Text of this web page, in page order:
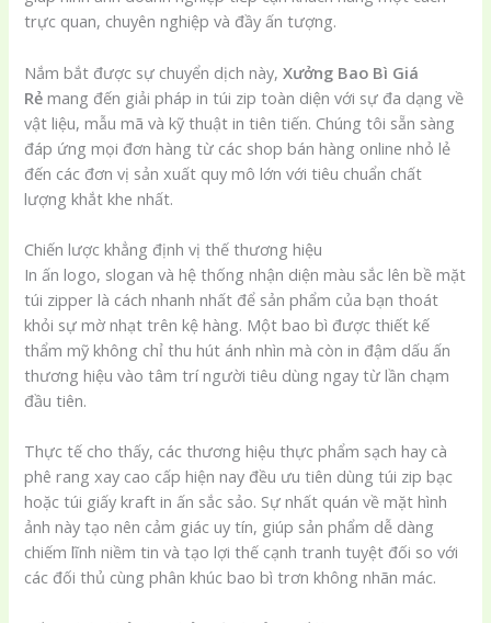
trực quan, chuyên nghiệp và đầy ấn tượng.
Nắm bắt được sự chuyển dịch này,Xưởng Bao Bì Giá
Rẻ mang đến giải pháp in túi zip toàn diện với sự đa dạng về
vật liệu, mẫu mã và kỹ thuật in tiên tiến. Chúng tôi sẵn sàng
đáp ứng mọi đơn hàng từ các shop bán hàng online nhỏ lẻ
đến các đơn vị sản xuất quy mô lớn với tiêu chuẩn chất
lượng khắt khe nhất.
Chiến lược khẳng định vị thế thương hiệu
In ấn logo, slogan và hệ thống nhận diện màu sắc lên bề mặt
túi zipper là cách nhanh nhất để sản phẩm của bạn thoát
khỏi sự mờ nhạt trên kệ hàng. Một bao bì được thiết kế
thẩm mỹ không chỉ thu hút ánh nhìn mà còn in đậm dấu ấn
thương hiệu vào tâm trí người tiêu dùng ngay từ lần chạm
đầu tiên.
Thực tế cho thấy, các thương hiệu thực phẩm sạch hay cà
phê rang xay cao cấp hiện nay đều ưu tiên dùng túi zip bạc
hoặc túi giấy kraft in ấn sắc sảo. Sự nhất quán về mặt hình
ảnh này tạo nên cảm giác uy tín, giúp sản phẩm dễ dàng
chiếm lĩnh niềm tin và tạo lợi thế cạnh tranh tuyệt đối so với
các đối thủ cùng phân khúc bao bì trơn không nhãn mác.